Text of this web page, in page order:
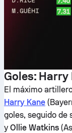
Goles: Harry
El máximo
Harry Kane
goles, seguido de
y Ollie Watkins